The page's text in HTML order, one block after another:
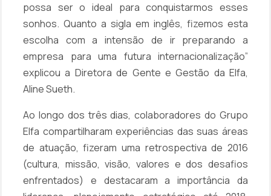
possa ser o ideal para conquistarmos esses
sonhos. Quanto a sigla em inglês, fizemos esta
escolha com a intensão de ir preparando a
empresa para uma futura internacionalização”
explicou a Diretora de Gente e Gestão da Elfa,
Aline Sueth.
Ao longo dos três dias, colaboradores do Grupo
Elfa compartilharam experiências das suas áreas
de atuação, fizeram uma retrospectiva de 2016
(cultura, missão, visão, valores e dos desafios
enfrentados) e destacaram a importância da